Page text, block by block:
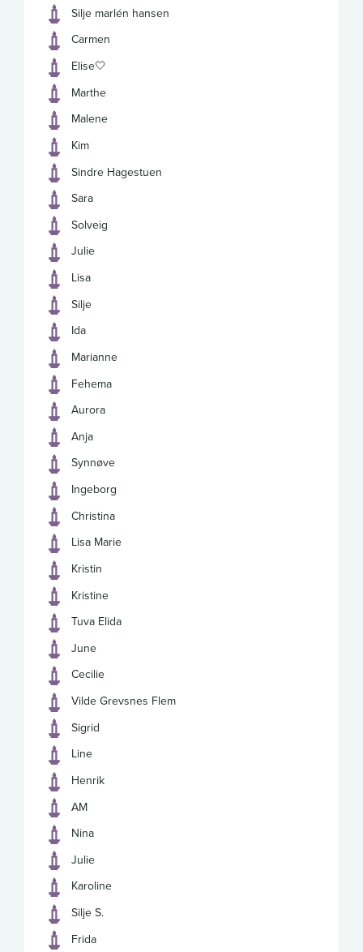
Silje marlén hansen
Carmen
Elise🤍
Marthe
Malene
Kim
Sindre Hagestuen
Sara
Solveig
Julie
Lisa
Silje
Ida
Marianne
Fehema
Aurora
Anja
Synnøve
Ingeborg
Christina
Lisa Marie
Kristin
Kristine
Tuva Elida
June
Cecilie
Vilde Grevsnes Flem
Sigrid
Line
Henrik
AM
Nina
Julie
Karoline
Silje S.
Frida